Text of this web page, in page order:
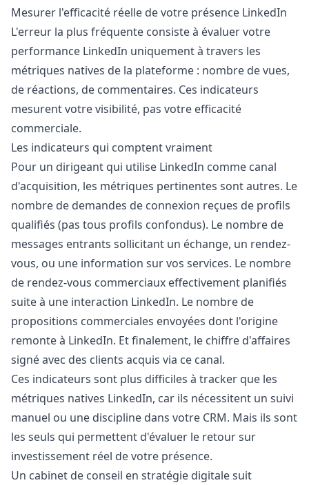
Mesurer l'efficacité réelle de votre présence LinkedIn
L'erreur la plus fréquente consiste à évaluer votre
performance LinkedIn uniquement à travers les
métriques natives de la plateforme : nombre de vues,
de réactions, de commentaires. Ces indicateurs
mesurent votre visibilité, pas votre efficacité
commerciale.
Les indicateurs qui comptent vraiment
Pour un dirigeant qui utilise LinkedIn comme canal
d'acquisition, les métriques pertinentes sont autres. Le
nombre de demandes de connexion reçues de profils
qualifiés (pas tous profils confondus). Le nombre de
messages entrants sollicitant un échange, un rendez-
vous, ou une information sur vos services. Le nombre
de rendez-vous commerciaux effectivement planifiés
suite à une interaction LinkedIn. Le nombre de
propositions commerciales envoyées dont l'origine
remonte à LinkedIn. Et finalement, le chiffre d'affaires
signé avec des clients acquis via ce canal.
Ces indicateurs sont plus difficiles à tracker que les
métriques natives LinkedIn, car ils nécessitent un suivi
manuel ou une discipline dans votre CRM. Mais ils sont
les seuls qui permettent d'évaluer le retour sur
investissement réel de votre présence.
Un cabinet de conseil en stratégie digitale suit